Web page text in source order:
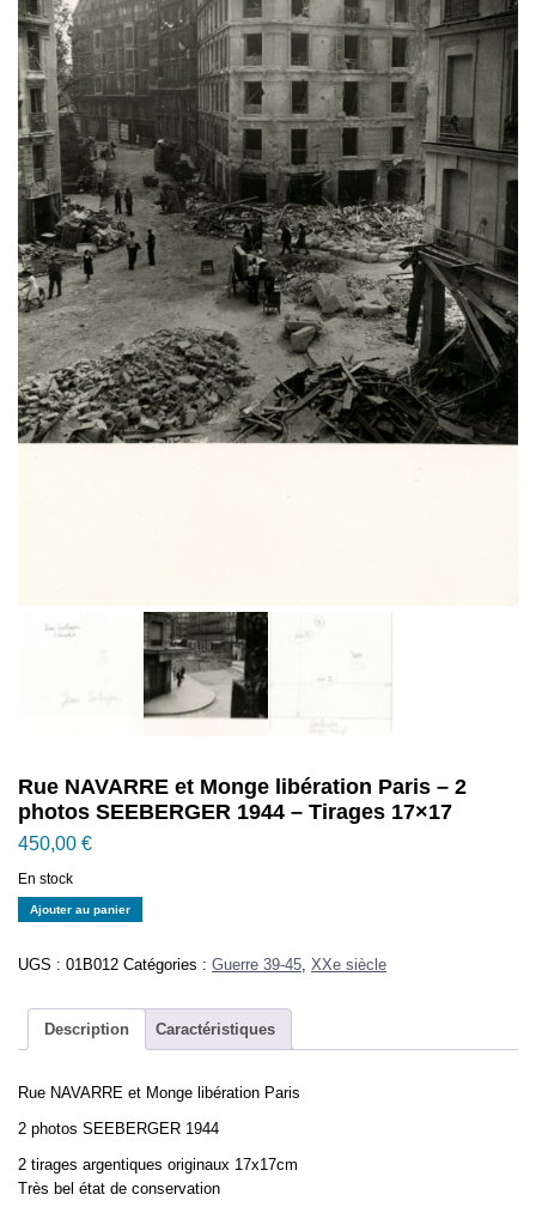
Rue NAVARRE et Monge libération Paris – 2
photos SEEBERGER 1944 – Tirages 17×17
450,00 €
En stock
quantité
Rue
Monge
libération
-
2
SEEBERGER
1944
Ajouter au panier
UGS : 01B012 Catégories : Guerre 39-45, XXe siècle
Description Caractéristiques
Rue NAVARRE et Monge libération Paris
2 photos SEEBERGER 1944
2 tirages argentiques originaux 17x17cm
Très bel état de conservation